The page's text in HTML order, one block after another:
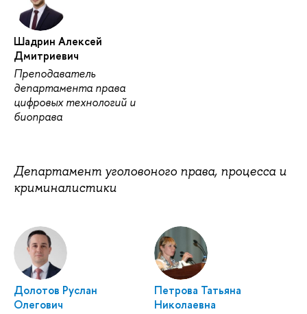
Шадрин Алексей
Дмитриевич
Преподаватель
департамента права
цифровых технологий и
биоправа
Департамент уголовоного права, процесса и
криминалистики
Долотов Руслан
Олегович
Петрова Татьяна
Николаевна